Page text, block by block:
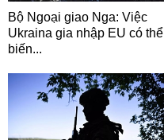
Bộ Ngoại giao Nga: Việc
Ukraina gia nhập EU có thể
biến...